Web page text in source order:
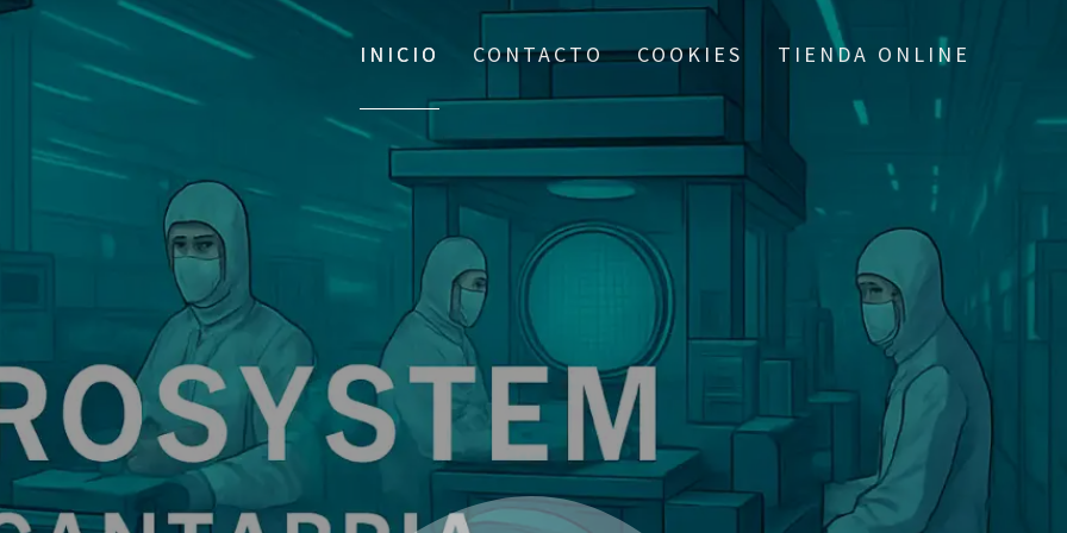
INICIO CONTACTO COOKIES TIENDA ONLINE